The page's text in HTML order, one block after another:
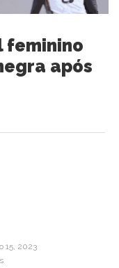
feminino
após
15, 2023